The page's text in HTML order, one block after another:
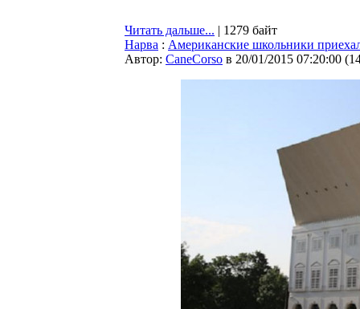
Читать дальше... | 1279 байт
Нарва : Американские школьники
Автор: CaneCorso в 20/01/2015 07:20:00 (